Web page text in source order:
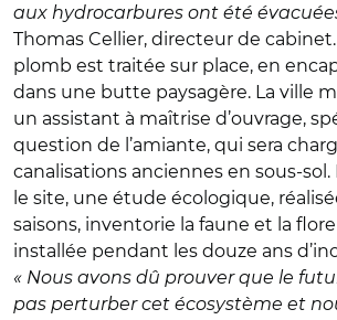
aux hydrocarbures ont été
Thomas Cellier, directeur de
plomb est traitée sur place, en
dans une butte paysagère. La ville
un assistant à maîtrise d’ouvrage,
question de l’amiante, qui sera
canalisations anciennes en sous-
le site, une étude écologique,
saisons, inventorie la faune et la flore
installée pendant les douze ans
« Nous avons dû prouver que le
pas perturber cet écosystème et